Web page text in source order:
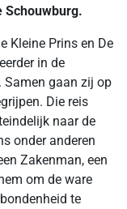
Schouwburg.
Kleine Prins en De
in de
Samen gaan zij op
Die reis
naar de
onder anderen
Zakenman, een
om de ware
te